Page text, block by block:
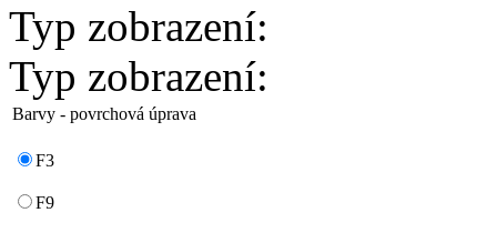
Typ zobrazení:
Typ zobrazení:
Barvy - povrchová úprava
F3
F9